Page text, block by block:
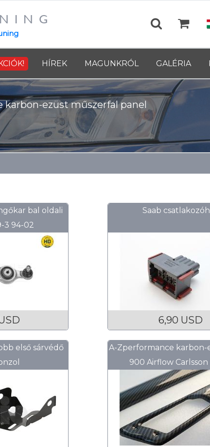
HÍREK MAGUNKRÓL GALÉRIA
karbon-ezüst műszerfal panel
bal oldali
3 94-02
Saab
6,90 USD
első sárvédő
A-Zperformance karbon-
900 Airflow Carlsson
légbeömlő burkolat